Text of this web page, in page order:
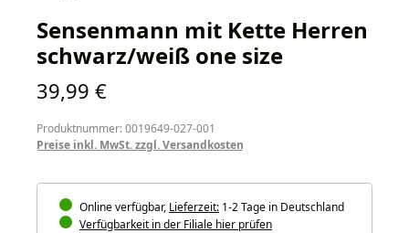
Sensenmann mit Kette Herren
schwarz/weiß one size
Regulärer Preis:
39,99 €
Produktnummer: 0019649-027-001
Preise inkl. MwSt. zzgl. Versandkosten
Online verfügbar, Lieferzeit: 1-2 Tage in Deutschland
Verfügbarkeit in der Filiale hier prüfen